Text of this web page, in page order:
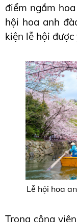
điểm ngắm
hội hoa anh
kiện lễ hội
Lễ hội hoa
Trong công